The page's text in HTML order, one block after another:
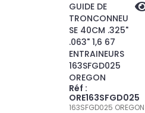
GUIDE DE
TRONCONNEU
SE 40CM .325"
.063" 1,6 67
ENTRAINEURS
163SFGD025
OREGON
Réf :
ORE163SFGD025
163SFGD025 OREGON